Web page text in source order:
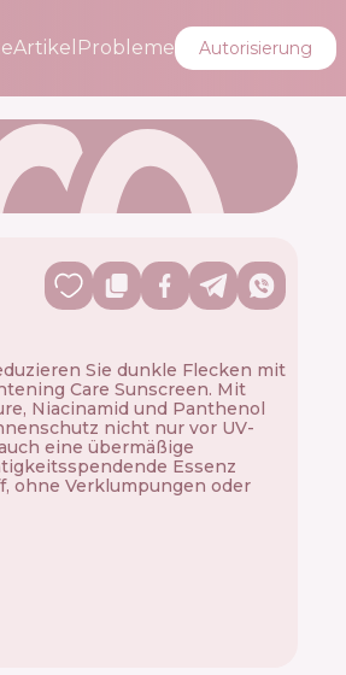
Artikel Probleme Autorisierung
Sie dunkle Flecken mit
Care Sunscreen. Mit
Niacinamid und Panthenol
nicht nur vor UV-
eine übermäßige
Essenz
ohne Verklumpungen oder